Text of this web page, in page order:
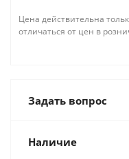
Цена действительна
отличаться от цен в
Задать вопрос
Наличие